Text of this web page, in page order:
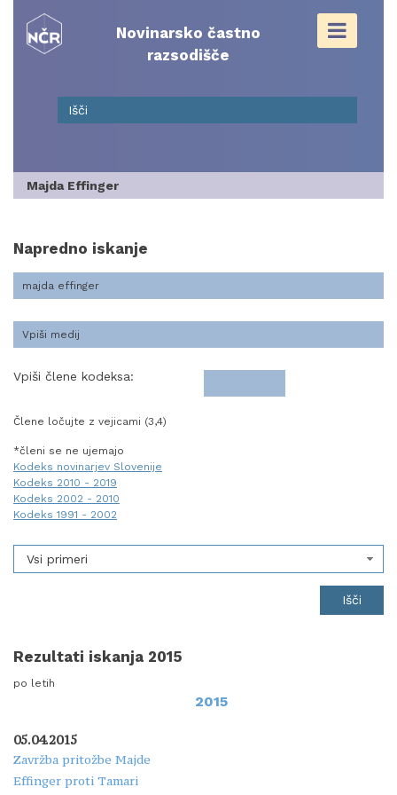
content
Novinarsko častno
razsodišče
Majda Effinger
Napredno iskanje
Vpiši člene kodeksa:
Člene ločujte z vejicami (3,4)
*členi se ne ujemajo
Kodeks novinarjev Slovenije
Kodeks 2010 - 2019
Kodeks 2002 - 2010
Kodeks 1991 - 2002
Vsi primeri
Rezultati iskanja 2015
po letih
2015
05.04.2015
Zavržba pritožbe Majde
Effinger proti Tamari